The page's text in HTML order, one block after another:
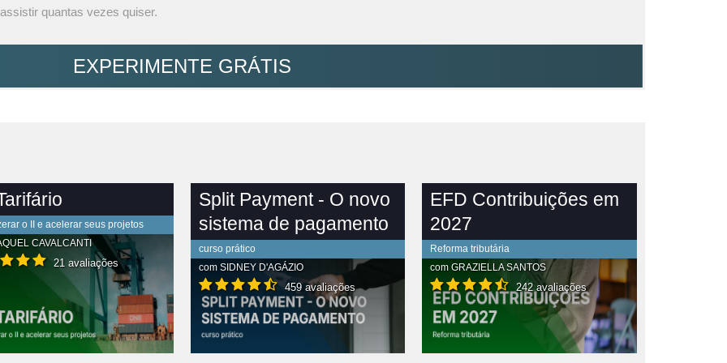
quantas vezes quiser.
EXPERIMENTE GRÁTIS
o II e acelerar seus projetos
CAVALCANTI
21 avaliações
Split Payment - O novo
sistema de pagamento
curso prático
com SIDNEY D'AGÁZIO
459 avaliações
CONTEÚDO COMPLETO
EFD Contribuições em
2027
Reforma tributária
comGRAZIELLA SANTOS
242 avaliações
VER CONTEÚDO COMPLETO